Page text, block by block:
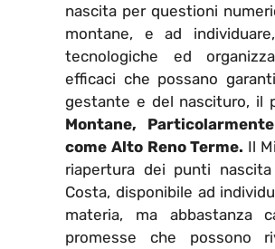
nascita per questioni
montane, e ad
tecnologiche ed
efficaci che possano
gestante e del nascituro, il
Montane,
come Alto Reno Terme. Il
riapertura dei punti nascita
Costa, disponibile ad
materia, ma abbastanza
promesse che possono